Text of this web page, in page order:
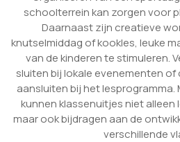
schoolterrein kan zorgen voor
Daarnaast zijn creatieve
knutselmiddag of kookles, leuke
van de kinderen te stimuleren.
sluiten bij lokale evenementen
aansluiten bij het lesprogramma.
kunnen klassenuitjes niet alleen
maar ook bijdragen aan de
verschillende